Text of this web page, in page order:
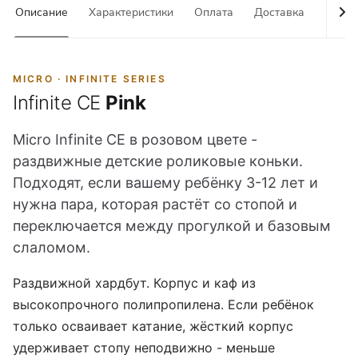
Описание Характеристики Оплата Доставка
MICRO · INFINITE SERIES
Infinite CE Pink
Micro Infinite CE в розовом цвете -
раздвижные детские роликовые коньки.
Подходят, если вашему ребёнку 3-12 лет и
нужна пара, которая растёт со стопой и
переключается между прогулкой и базовым
слаломом.
Раздвижной хардбут. Корпус и каф из
высокопрочного полипропилена. Если ребёнок
только осваивает катание, жёсткий корпус
удерживает стопу неподвижно - меньше